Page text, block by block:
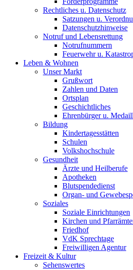
Rechtliches u. Datenschutz
Satzungen u.
Datenschutzhinweise
Notruf und Lebensrettung
Notrufnummern
Feuerwehr u.
Leben & Wohnen
Unser Markt
Grußwort
Zahlen und Daten
Ortsplan
Geschichtliches
Ehrenbürger u.
Bildung
Kindertagesstätten
Schulen
Volkshochschule
Gesundheit
Ärzte und Heilberufe
Apotheken
Blutspendedienst
Organ- und
Soziales
Soziale Einrichtungen
Kirchen und
Friedhof
VdK Sprechtage
Freiwilligen Agentur
Freizeit & Kultur
Sehenswertes